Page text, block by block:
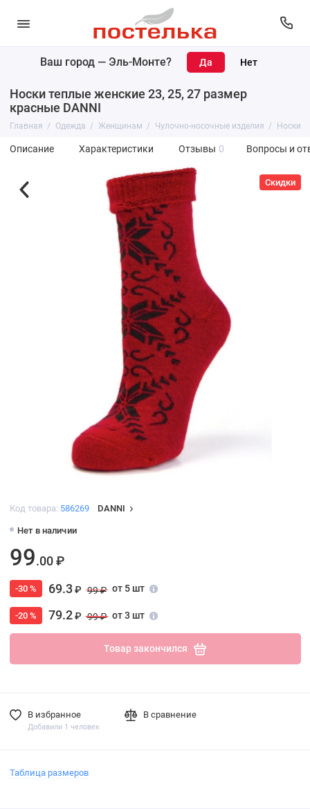
Ваш город — Эль-Монте?
Носки теплые женские 23, 25, 27 размер
красные DANNI
Главная Одежда Женщинам Чулочно-носочные изделия Носки
Описание Характеристики Отзывы 0 Вопросы и
Скидки
Код товара: 586269 DANNI
Нет в наличии
99.00 ₽
-30 % 69.3₽ 99 ₽ от 5 шт
-20 % 79.2₽ 99 ₽ от 3 шт
Товар закончился
В избранное
Добавили 1 человек
В сравнение
Таблица размеров